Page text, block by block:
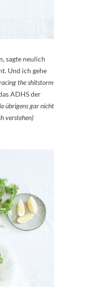
sagte neulich
Und ich gehe
the shitstorm
ADHS der
übrigens gar nicht
verstehen)